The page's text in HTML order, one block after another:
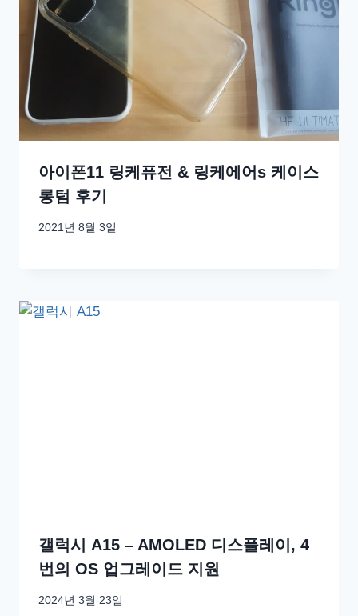
아이폰11 링케퓨전 & 링케에어s 케이스
롱텀 후기
2021년 8월 3일
갤럭시 A15 – AMOLED 디스플레이, 4
번의 OS 업그레이드 지원
2024년 3월 23일